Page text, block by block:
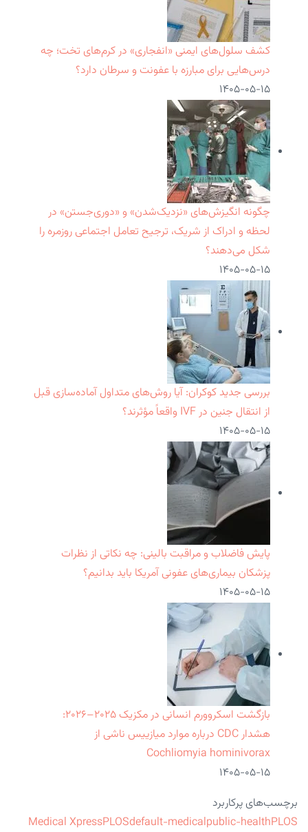
کشف سلول‌های ایمنی «انفجاری» در کرم‌های تخت؛ چه
درس‌هایی برای مبارزه با عفونت و سرطان دارد؟
۱۴۰۵-۰۵-۱۵
چگونه انگیزش‌های «نزدیک‌شدن» و «دوری‌جستن» در
لحظه و ادراک از شریک، ترجیح تعامل اجتماعی روزمره را
شکل می‌دهند؟
۱۴۰۵-۰۵-۱۵
بررسی جدید کوکران: آیا روش‌های متداول آماده‌سازی قبل
از انتقال جنین در IVF واقعاً مؤثرند؟
۱۴۰۵-۰۵-۱۵
پایش فاضلاب و مراقبت بالینی: چه نکاتی از نظرات
پزشکان بیماری‌های عفونی آمریکا باید بدانیم؟
۱۴۰۵-۰۵-۱۵
بازگشت اسکروورم انسانی در مکزیک ۲۰۲۵–۲۰۲۶:
هشدار CDC درباره موارد میازییس ناشی از
Cochliomyia hominivorax
۱۴۰۵-۰۵-۱۵
برچسب‌های پرکاربرد
Medical XpressPLOSdefault-medicalpublic-healthPLOS